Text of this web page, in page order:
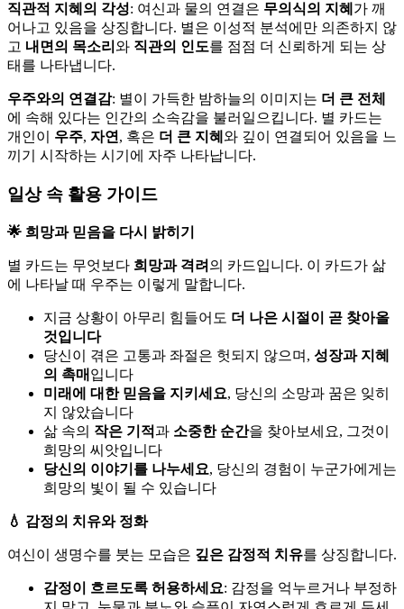
직관적 지혜의 각성: 여신과 물의 연결은 무의식의 지혜 가 깨
어나고 있음을 상징합니다. 별은 이성적 분석에만 의존하지 않
고 내면의 목소리 와 직관의 인도를 점점 더 신뢰하게 되는 상
태를 나타냅니다.
우주와의 연결감: 별이 가득한 밤하늘의 이미지는 더 큰 전체
에 속해 있다는 인간의 소속감을 불러일으킵니다. 별 카드는
개인이 우주, 자연 , 혹은 더 큰 지혜 와 깊이 연결되어 있음을 느
끼기 시작하는 시기에 자주 나타납니다.
일상 속 활용 가이드
🌟 희망과 믿음을 다시 밝히기
별 카드는 무엇보다 희망과 격려 의 카드입니다. 이 카드가 삶
에 나타날 때 우주는 이렇게 말합니다.
지금 상황이 아무리 힘들어도 더 나은 시절이 곧 찾아올
것입니다
당신이 겪은 고통과 좌절은 헛되지 않으며, 성장과 지혜
의 촉매 입니다
미래에 대한 믿음을 지키세요, 당신의 소망과 꿈은 잊히
지 않았습니다
삶 속의 작은 기적과 소중한 순간을 찾아보세요, 그것이
희망의 씨앗입니다
당신의 이야기를 나누세요, 당신의 경험이 누군가에게는
희망의 빛이 될 수 있습니다
💧 감정의 치유와 정화
여신이 생명수를 붓는 모습은 깊은 감정적 치유를 상징합니다.
감정이 흐르도록 허용하세요: 감정을 억누르거나 부정하